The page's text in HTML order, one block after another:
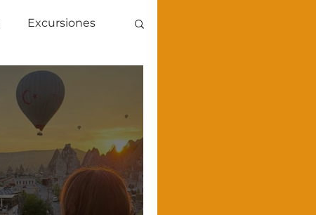
Excursiones